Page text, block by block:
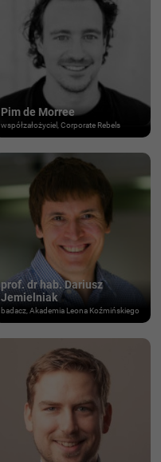
Pim de Morree
współzałożyciel, Corporate Rebels
prof. dr hab. Dariusz
Jemielniak
badacz, Akademia Leona Koźmińskiego